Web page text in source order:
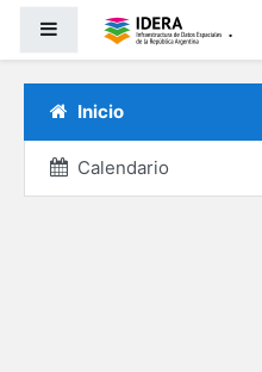
Pánel lateral .
Inicio
Calendario